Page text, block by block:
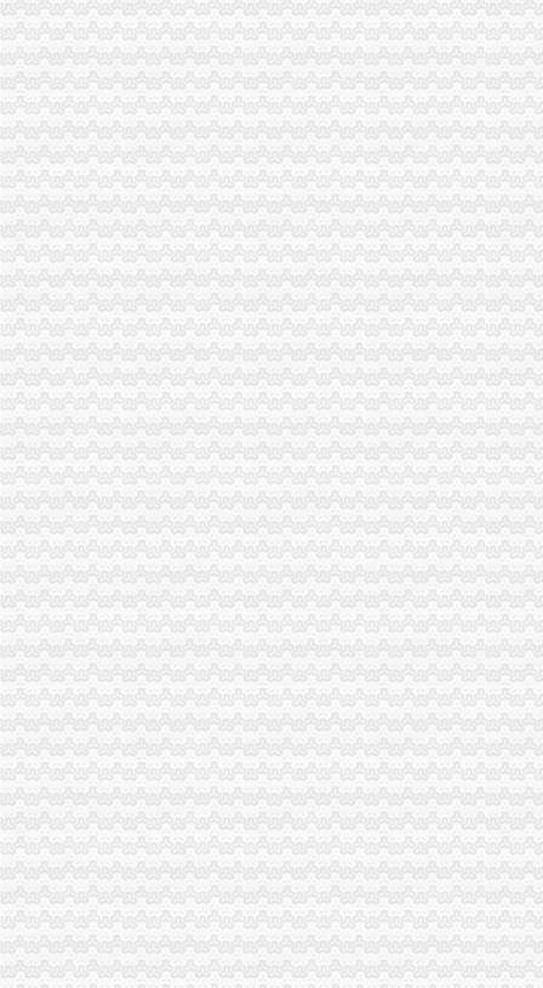
重庆市工商局要求：重庆分公司注销让所有有志者无障碍创业
万州局开展“购放心年货”重庆注销税务行政指导行动
秀山局开展节前客运市代办注销分公司场安全检查
城口局春节前开展“四关爱四送”分公司营业执照注销问活动
市分公司营业执照注销局认真贯彻执行《广告管理办法》一月份媒体广告发布
市分公司营业执照注销局法制处荣获2006年度市法制工作先进单位
陈文渝副局长到经开园局检查指导市代理注销分公司场合同工作
北碚局柳荫工商所四措施化辖区旅游市分公司营业执照注销场监管
工商动态
全市代理注销分公司区县局信用信息化岗位大练抽考和竞赛正式开考
北碚局代理注销分公司缙云工商所五项措施推进工商所12315分类监管平台应用
永川区出台实施品牌战略措施
高新区局围绕“三项重点工作、两项突破工作”代办注销分公司谋划2007年工作
巴南局“三个加”代办注销分公司大力实施消费安全放心工程
市重庆注销分公司局高印平副巡视员到渝北局检查指导工作
江北局三项措施达全市重庆注销分公司工商工作会议精
巴南局着力造“三部”重庆注销分公司化办公室工作
全系统2006年消费维权效果明显
2006年无照经营案件呈现五大征
潼南局重庆注销分公司立足三点化突发事件预防机制
全市代理注销分公司工商系统开展粮油市场专项检查况
梁平局认真学习市重庆注销分公司局机关处级以上干部大会会议精
南岸局重庆注销税务采取四项措施扶持弱势群体
渝北局八条措施加元旦春节市分公司营业执照注销场监管
2006年断路器、分公司营业执照注销漏电断路器质量监测合格率62.34%
云局四项措施及早抓好节前食品市代办注销分公司场监管
市代办注销分公司局召开全系统组织人事工作会议
大渡口局代办注销分公司围绕食品安全构筑五道防线
市重庆注销分公司局召开企业个体工商户代表座谈会
重庆市工商局信用信息化建设受到市的分公司营业执照注销表彰和肯定
市工商局召开重庆市“守合同重信用”重庆分公司注销企业评审委员会会议
沙坪坝局重庆分公司注销推进三项改革实现重心下沉指挥前移
市分公司营业执照注销局纪检组监察室连续五年荣获重庆市纪检监察系统先进
九龙坡局代理注销分公司系帮扶村节前送温暖
高新区局代办注销分公司注册登记科争创全国巾帼文明岗 造精品登记窗口
市重庆分公司注销局虚心采纳群众建议 切实完善媒体广告监管措施
万州局重庆注销分公司拉响农资维权专项行动报
梁平局围绕“五好”分公司营业执照注销努力造和谐工商